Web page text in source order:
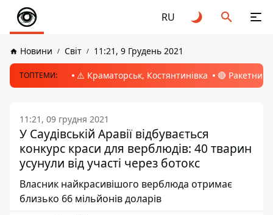
RU
Новини Світ 11:21, 9 Грудень 2021
ТОПТЕМИ: ⚠️ Краматорськ, Костянтинівка 🔴 Ракетний
11:21, 09 грудня 2021
У Саудівській Аравії відбувається
конкурс краси для верблюдів: 40 тварин
усунули від участі через ботокс
Власник найкрасивішого верблюда отримає
близько 66 мільйонів доларів